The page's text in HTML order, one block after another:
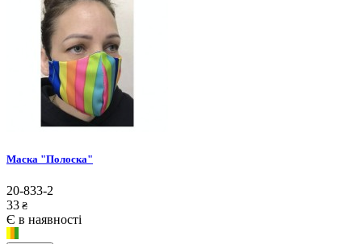
Маска "Полоска"
20-833-2
33 ₴
Є в наявності